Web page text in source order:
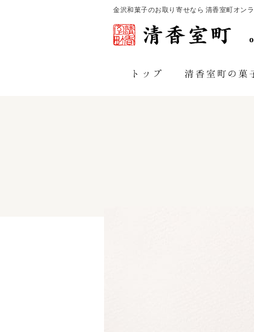
金沢和菓子のお取り寄せなら 清香室町オン
トップ 清香室町の菓